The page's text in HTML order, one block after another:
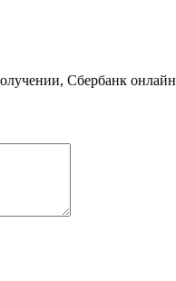
Сбербанк онлайн